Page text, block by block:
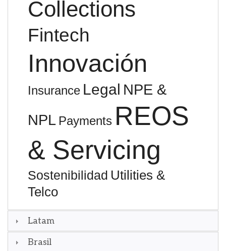
Collections
Fintech
Innovación
Insurance Legal NPE &
NPL Payments REOS
& Servicing
Sostenibilidad Utilities &
Telco
Latam
Brasil